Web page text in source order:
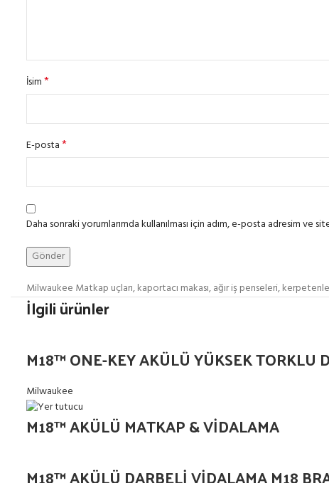
İsim*
E-posta*
Daha sonraki yorumlarımda kullanılması için adım, e-posta adresim ve
Milwaukee Matkap uçları, kaportacı makası, ağır iş penseleri,
İlgili ürünler
M18™ ONE-KEY AKÜLÜ YÜKSEK TORKLU
Milwaukee
M18™ AKÜLÜ MATKAP & VİDALAMA